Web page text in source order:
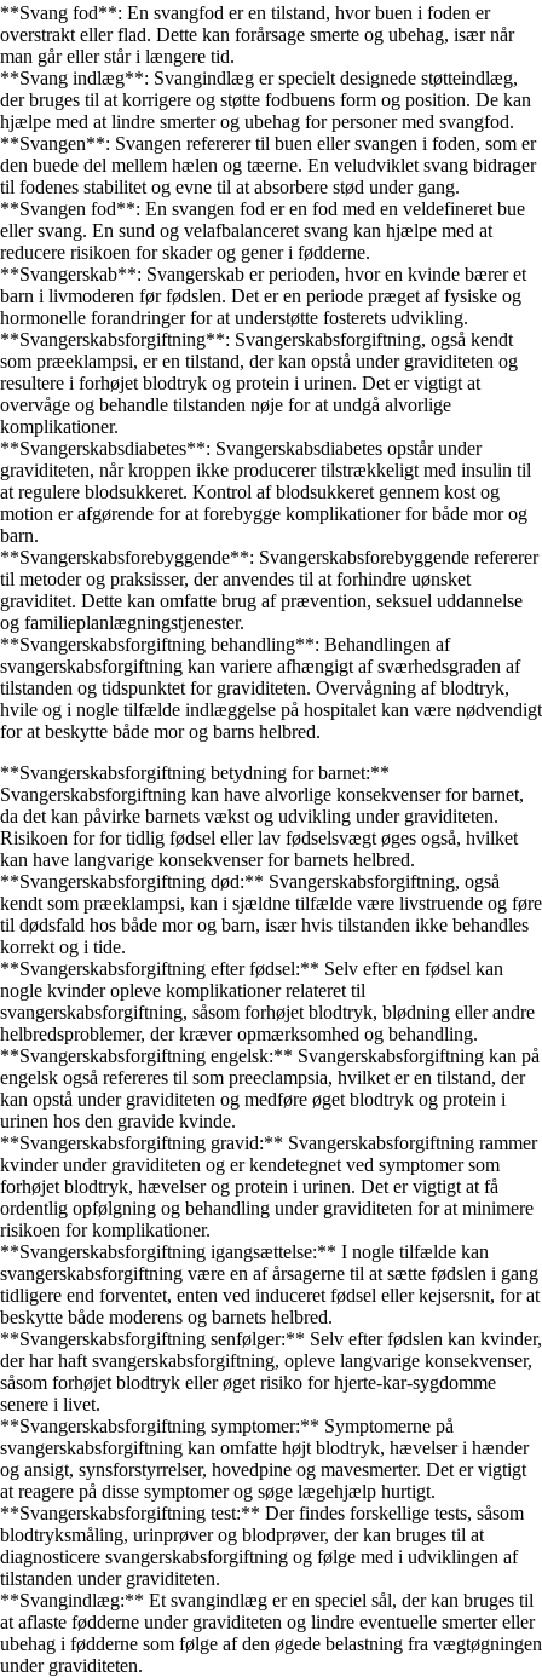
**Svang fod**: En svangfod er en tilstand, hvor buen i foden er
overstrakt eller flad. Dette kan forårsage smerte og ubehag, især når
man går eller står i længere tid.
**Svang indlæg**: Svangindlæg er specielt designede støtteindlæg,
der bruges til at korrigere og støtte fodbuens form og position. De kan
hjælpe med at lindre smerter og ubehag for personer med svangfod.
**Svangen**: Svangen refererer til buen eller svangen i foden, som er
den buede del mellem hælen og tæerne. En veludviklet svang bidrager
til fodenes stabilitet og evne til at absorbere stød under gang.
**Svangen fod**: En svangen fod er en fod med en veldefineret bue
eller svang. En sund og velafbalanceret svang kan hjælpe med at
reducere risikoen for skader og gener i fødderne.
**Svangerskab**: Svangerskab er perioden, hvor en kvinde bærer et
barn i livmoderen før fødslen. Det er en periode præget af fysiske og
hormonelle forandringer for at understøtte fosterets udvikling.
**Svangerskabsforgiftning**: Svangerskabsforgiftning, også kendt
som præeklampsi, er en tilstand, der kan opstå under graviditeten og
resultere i forhøjet blodtryk og protein i urinen. Det er vigtigt at
overvåge og behandle tilstanden nøje for at undgå alvorlige
komplikationer.
**Svangerskabsdiabetes**: Svangerskabsdiabetes opstår under
graviditeten, når kroppen ikke producerer tilstrækkeligt med insulin til
at regulere blodsukkeret. Kontrol af blodsukkeret gennem kost og
motion er afgørende for at forebygge komplikationer for både mor og
barn.
**Svangerskabsforebyggende**: Svangerskabsforebyggende refererer
til metoder og praksisser, der anvendes til at forhindre uønsket
graviditet. Dette kan omfatte brug af prævention, seksuel uddannelse
og familieplanlægningstjenester.
**Svangerskabsforgiftning behandling**: Behandlingen af
svangerskabsforgiftning kan variere afhængigt af sværhedsgraden af
tilstanden og tidspunktet for graviditeten. Overvågning af blodtryk,
hvile og i nogle tilfælde indlæggelse på hospitalet kan være nødvendigt
for at beskytte både mor og barns helbred.
**Svangerskabsforgiftning betydning for barnet:**
Svangerskabsforgiftning kan have alvorlige konsekvenser for barnet,
da det kan påvirke barnets vækst og udvikling under graviditeten.
Risikoen for for tidlig fødsel eller lav fødselsvægt øges også, hvilket
kan have langvarige konsekvenser for barnets helbred.
**Svangerskabsforgiftning død:** Svangerskabsforgiftning, også
kendt som præeklampsi, kan i sjældne tilfælde være livstruende og føre
til dødsfald hos både mor og barn, især hvis tilstanden ikke behandles
korrekt og i tide.
**Svangerskabsforgiftning efter fødsel:** Selv efter en fødsel kan
nogle kvinder opleve komplikationer relateret til
svangerskabsforgiftning, såsom forhøjet blodtryk, blødning eller andre
helbredsproblemer, der kræver opmærksomhed og behandling.
**Svangerskabsforgiftning engelsk:** Svangerskabsforgiftning kan på
engelsk også refereres til som preeclampsia, hvilket er en tilstand, der
kan opstå under graviditeten og medføre øget blodtryk og protein i
urinen hos den gravide kvinde.
**Svangerskabsforgiftning gravid:** Svangerskabsforgiftning rammer
kvinder under graviditeten og er kendetegnet ved symptomer som
forhøjet blodtryk, hævelser og protein i urinen. Det er vigtigt at få
ordentlig opfølgning og behandling under graviditeten for at minimere
risikoen for komplikationer.
**Svangerskabsforgiftning igangsættelse:** I nogle tilfælde kan
svangerskabsforgiftning være en af årsagerne til at sætte fødslen i gang
tidligere end forventet, enten ved induceret fødsel eller kejsersnit, for at
beskytte både moderens og barnets helbred.
**Svangerskabsforgiftning senfølger:** Selv efter fødslen kan kvinder,
der har haft svangerskabsforgiftning, opleve langvarige konsekvenser,
såsom forhøjet blodtryk eller øget risiko for hjerte-kar-sygdomme
senere i livet.
**Svangerskabsforgiftning symptomer:** Symptomerne på
svangerskabsforgiftning kan omfatte højt blodtryk, hævelser i hænder
og ansigt, synsforstyrrelser, hovedpine og mavesmerter. Det er vigtigt
at reagere på disse symptomer og søge lægehjælp hurtigt.
**Svangerskabsforgiftning test:** Der findes forskellige tests, såsom
blodtryksmåling, urinprøver og blodprøver, der kan bruges til at
diagnosticere svangerskabsforgiftning og følge med i udviklingen af
tilstanden under graviditeten.
**Svangindlæg:** Et svangindlæg er en speciel sål, der kan bruges til
at aflaste fødderne under graviditeten og lindre eventuelle smerter eller
ubehag i fødderne som følge af den øgede belastning fra vægtøgningen
under graviditeten.